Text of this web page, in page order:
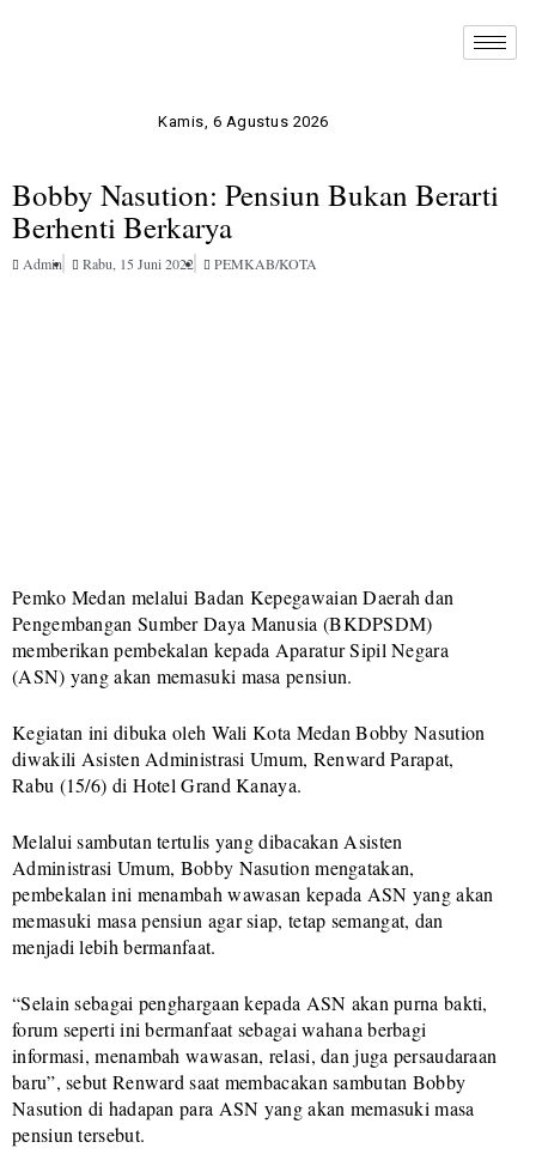
Kamis, 6 Agustus 2026
Bobby Nasution: Pensiun Bukan Berarti
Berhenti Berkarya
Admin Rabu, 15 Juni 2022 PEMKAB/KOTA
Pemko Medan melalui Badan Kepegawaian Daerah dan
Pengembangan Sumber Daya Manusia (BKDPSDM)
memberikan pembekalan kepada Aparatur Sipil Negara
(ASN) yang akan memasuki masa pensiun.
Kegiatan ini dibuka oleh Wali Kota Medan Bobby Nasution
diwakili Asisten Administrasi Umum, Renward Parapat,
Rabu (15/6) di Hotel Grand Kanaya.
Melalui sambutan tertulis yang dibacakan Asisten
Administrasi Umum, Bobby Nasution mengatakan,
pembekalan ini menambah wawasan kepada ASN yang akan
memasuki masa pensiun agar siap, tetap semangat, dan
menjadi lebih bermanfaat.
“Selain sebagai penghargaan kepada ASN akan purna bakti,
forum seperti ini bermanfaat sebagai wahana berbagi
informasi, menambah wawasan, relasi, dan juga persaudaraan
baru”, sebut Renward saat membacakan sambutan Bobby
Nasution di hadapan para ASN yang akan memasuki masa
pensiun tersebut.